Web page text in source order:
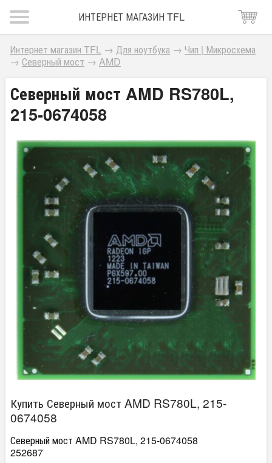
ИНТЕРНЕТ МАГАЗИН TFL
Интернет магазин TFL → Для ноутбука → Чип | Микросхема
→ Северный мост → AMD
Северный мост AMD RS780L,
215-0674058
Купить Северный мост AMD RS780L, 215-
0674058
Северный мост AMD RS780L, 215-0674058
252687